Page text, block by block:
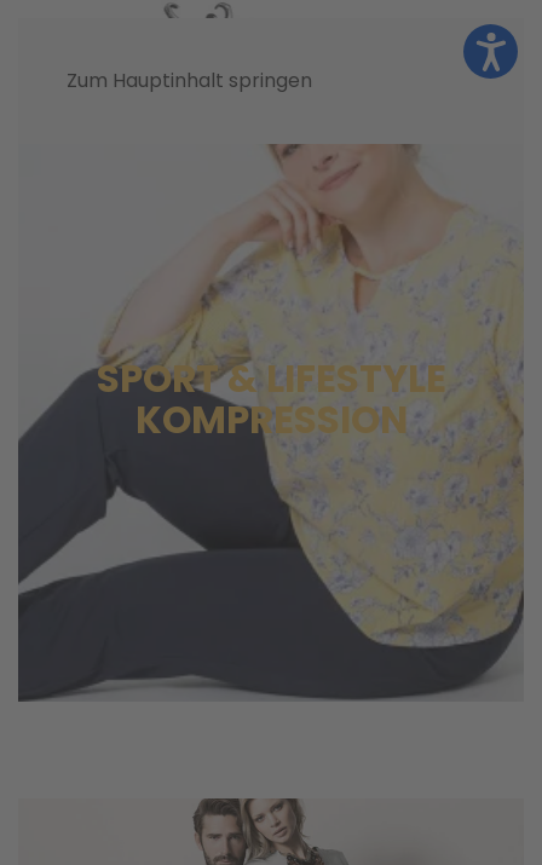
Zum Hauptinhalt springen
SPORT & LIFESTYLE
KOMPRESSION